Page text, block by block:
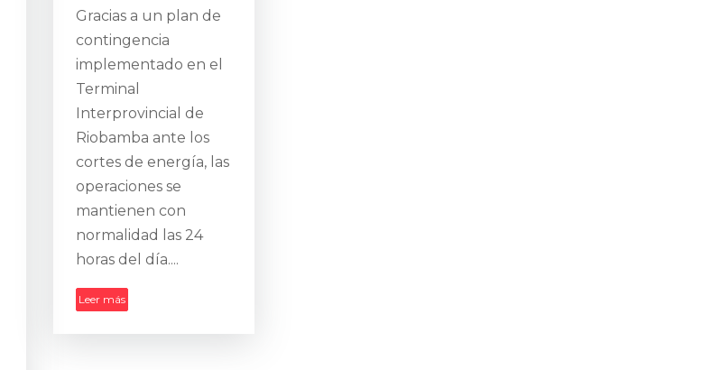
Gracias a un plan de
contingencia
implementado en el
Terminal
Interprovincial de
Riobamba ante los
cortes de energía, las
operaciones se
mantienen con
normalidad las 24
horas del día....
Leer más